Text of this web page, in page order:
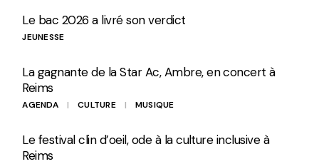
Le bac 2026 a livré son verdict
JEUNESSE
La gagnante de la Star Ac, Ambre, en concert à
Reims
AGENDA CULTURE MUSIQUE
Le festival clin d’oeil, ode à la culture inclusive à
Reims